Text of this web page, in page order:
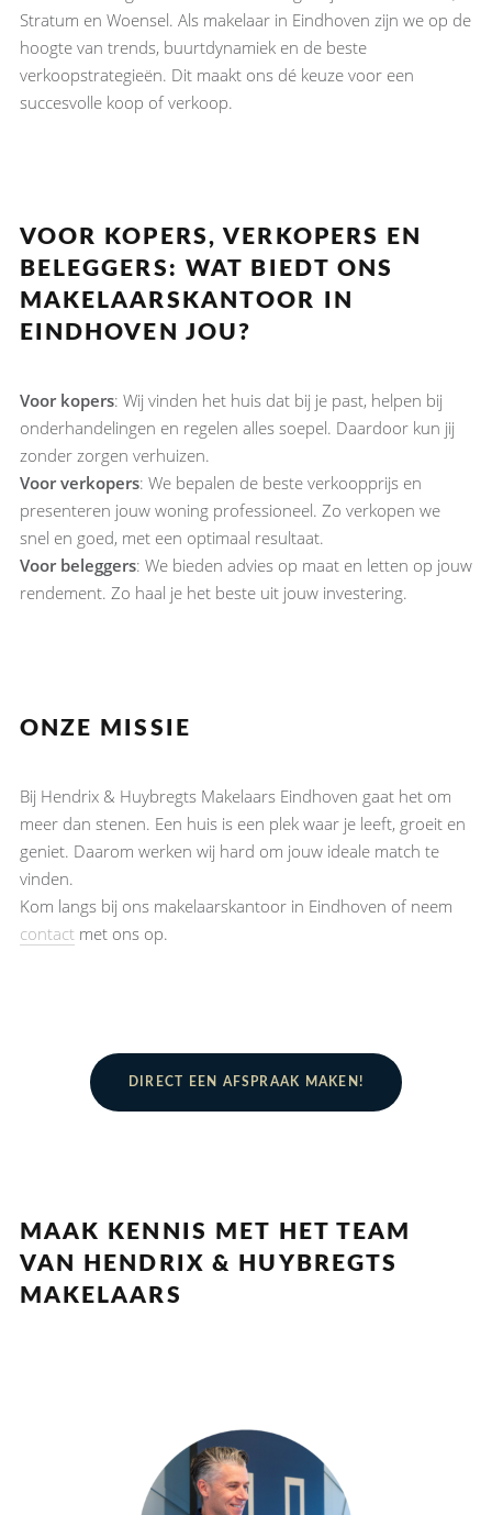
Stratum en Woensel. Als makelaar in Eindhoven zijn we op de
hoogte van trends, buurtdynamiek en de beste
verkoopstrategieën. Dit maakt ons dé keuze voor een
succesvolle koop of verkoop.
VOOR KOPERS, VERKOPERS EN
BELEGGERS: WAT BIEDT ONS
MAKELAARSKANTOOR IN
EINDHOVEN JOU?
Voor kopers: Wij vinden het huis dat bij je past, helpen bij
onderhandelingen en regelen alles soepel. Daardoor kun jij
zonder zorgen verhuizen.
Voor verkopers: We bepalen de beste verkoopprijs en
presenteren jouw woning professioneel. Zo verkopen we
snel en goed, met een optimaal resultaat.
Voor beleggers: We bieden advies op maat en letten op jouw
rendement. Zo haal je het beste uit jouw investering.
ONZE MISSIE
Bij Hendrix & Huybregts Makelaars Eindhoven gaat het om
meer dan stenen. Een huis is een plek waar je leeft, groeit en
geniet. Daarom werken wij hard om jouw ideale match te
vinden.
Kom langs bij ons makelaarskantoor in Eindhoven of neem
contactmet ons op.
DIRECT EEN AFSPRAAK MAKEN!
MAAK KENNIS MET HET TEAM
VAN HENDRIX & HUYBREGTS
MAKELAARS